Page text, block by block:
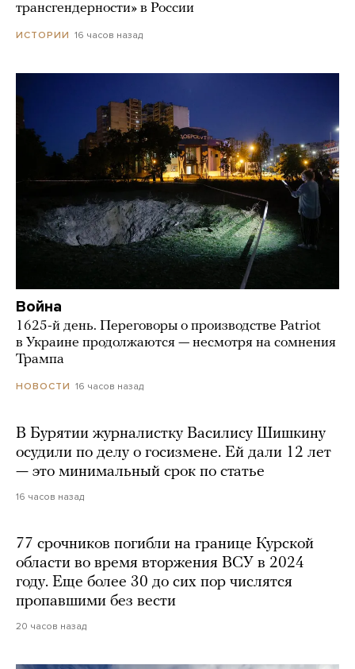
трансгендерности» в России
ИСТОРИИ 16 часов назад
Война
1625-й день. Переговоры о производстве Patriot
в Украине продолжаются — несмотря на сомнения
Трампа
НОВОСТИ 16 часов назад
В Бурятии журналистку Василису Шишкину
осудили по делу о госизмене. Ей дали 12 лет
— это минимальный срок по статье
16 часов назад
77 срочников погибли на границе Курской
области во время вторжения ВСУ в 2024
году. Еще более 30 до сих пор числятся
пропавшими без вести
20 часов назад